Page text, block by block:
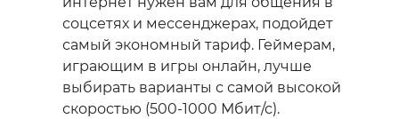
соцсетях и мессенджерах, подойдет
самый экономный тариф. Геймерам,
играющим в игры онлайн, лучше
выбирать варианты с самой высокой
скоростью (500-1000 Мбит/с).